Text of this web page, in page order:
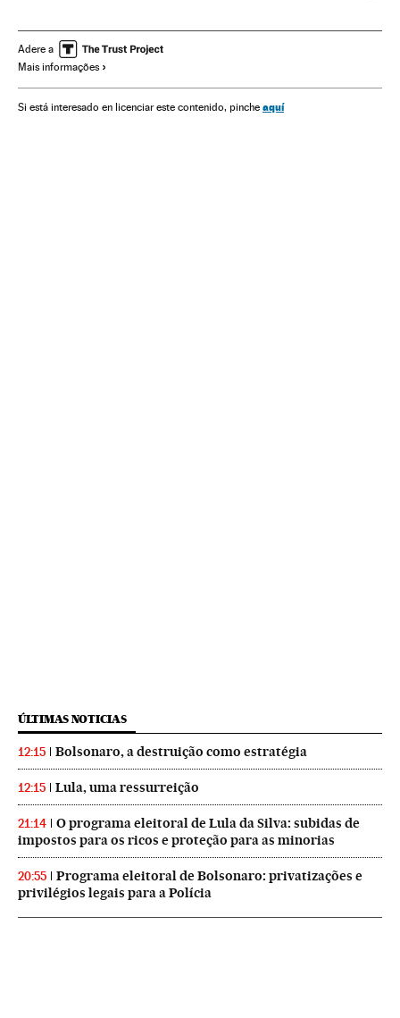
Adere a
Mais informações
Si está interesado en licenciar este contenido, pinche aquí
ÚLTIMAS NOTICIAS
12:15 Bolsonaro, a destruição como estratégia
12:15 Lula, uma ressurreição
21:14
O programa eleitoral de Lula da Silva: subidas de
impostos para os ricos e proteção para as minorias
20:55
Programa eleitoral de Bolsonaro: privatizações e
privilégios legais para a Polícia